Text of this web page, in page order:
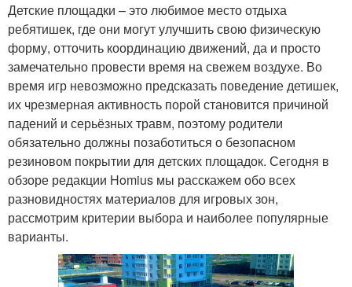
Детские площадки – это любимое место отдыха
ребятишек, где они могут улучшить свою физическую
форму, отточить координацию движений, да и просто
замечательно провести время на свежем воздухе. Во
время игр невозможно предсказать поведение детишек,
их чрезмерная активность порой становится причиной
падений и серьёзных травм, поэтому родители
обязательно должны позаботиться о безопасном
резиновом покрытии для детских площадок. Сегодня в
обзоре редакции Homius мы расскажем обо всех
разновидностях материалов для игровых зон,
рассмотрим критерии выбора и наиболее популярные
варианты.